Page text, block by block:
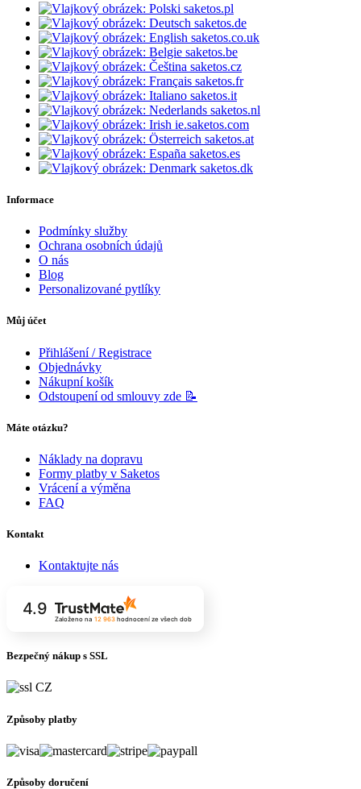
saketos.pl
saketos.de
saketos.co.uk
saketos.be
saketos.cz
saketos.fr
saketos.it
saketos.nl
ie.saketos.com
saketos.at
saketos.es
saketos.dk
Informace
Podmínky služby
Ochrana osobních údajů
O nás
Blog
Personalizované pytlíky
Můj účet
Přihlášení / Registrace
Objednávky
Nákupní košík
Odstoupení od smlouvy zde 📝
Máte otázku?
Náklady na dopravu
Formy platby v Saketos
Vrácení a výměna
FAQ
Kontakt
Kontaktujte nás
4.9
Založeno na 12 963hodnocení ze všech dob
Bezpečný nákup s SSL
Způsoby platby
Způsoby doručení